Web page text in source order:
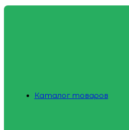
Каталог товаров